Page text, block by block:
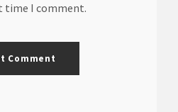
time I comment.